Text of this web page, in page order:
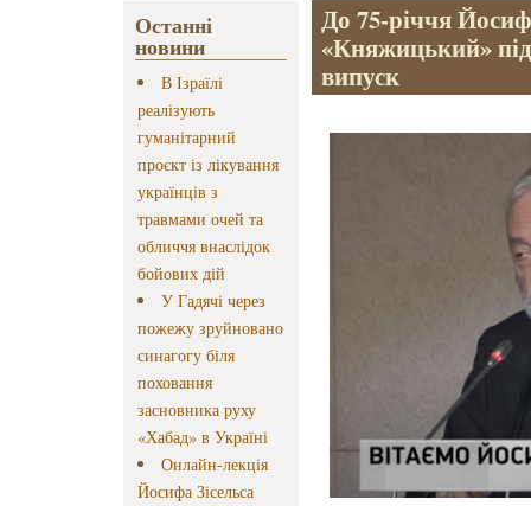
Останні
новини
В Ізраїлі
реалізують
гуманітарний
проєкт із лікування
українців з
травмами очей та
обличчя внаслідок
бойових дій
У Гадячі через
пожежу зруйновано
синагогу біля
поховання
засновника руху
«Хабад» в Україні
Онлайн-лекція
Йосифа Зісельса
До 75-річчя
«Княжицький»
випуск